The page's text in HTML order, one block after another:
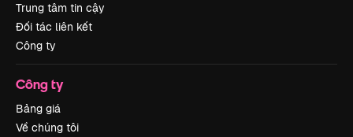
Trung tâm tin cậy
Đối tác liên kết
Công ty
Công ty
Bảng giá
Về chúng tôi